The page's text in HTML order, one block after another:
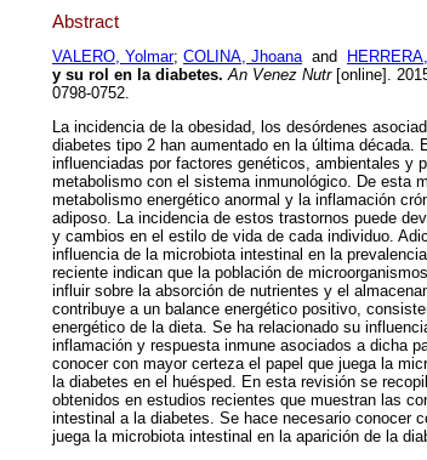
Abstract
VALERO, Yolmar; COLINA, Jhoanaand
y su rol en la diabetes. An Venez Nutr[online].
0798-0752.
La incidencia de la obesidad, los desórdenes
diabetes tipo 2 han aumentado en la última década.
influenciadas por factores genéticos, ambientales y
metabolismo con el sistema inmunológico. De esta
metabolismo energético anormal y la inflamación
adiposo. La incidencia de estos trastornos puede
y cambios en el estilo de vida de cada individuo.
influencia de la microbiota intestinal en la
reciente indican que la población de
influir sobre la absorción de nutrientes y el
contribuye a un balance energético positivo,
energético de la dieta. Se ha relacionado su
inflamación y respuesta inmune asociados a dicha
conocer con mayor certeza el papel que juega la
la diabetes en el huésped. En esta revisión se
obtenidos en estudios recientes que muestran las
intestinal a la diabetes. Se hace necesario conocer
juega la microbiota intestinal en la aparición de la